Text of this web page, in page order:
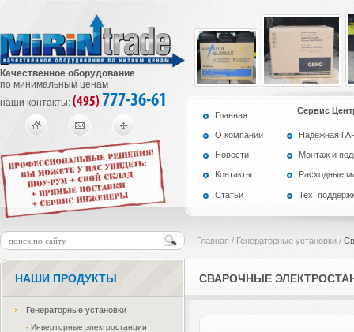
Качественное оборудование
по минимальным ценам
наши контакты: (495) 777-36-61
Главная
О компании
Новости
Контакты
Статьи
Сервис
Надежная
Монтаж и
Расходные
Тех.
Главная / Генераторные установки /
НАШИ ПРОДУКТЫ
Генераторные установки
- Инверторные электростанции
СВАРОЧНЫЕ